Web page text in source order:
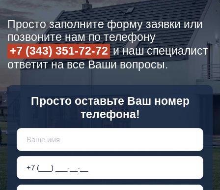
Просто заполните форму заявки или
позвоните нам по телефону
+7 (343) 351-72-72 и наш специалист
ответит на все Ваши вопросы.
Просто оставьте Ваш номер
телефона!